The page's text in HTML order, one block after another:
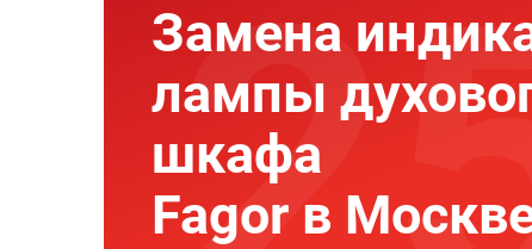
Замена
лампы
шкафа
Fagor в